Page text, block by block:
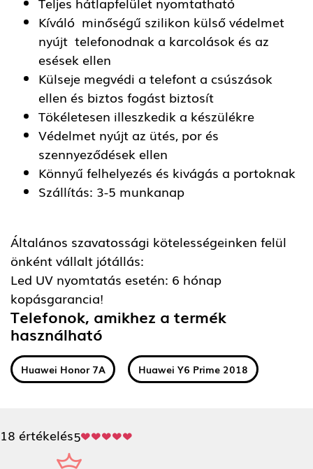
Kíváló minőségű szilikon külső védelmet
nyújt telefonodnak a karcolások és az
esések ellen
Külseje megvédi a telefont a csúszások
ellen és biztos fogást biztosít
Tökéletesen illeszkedik a készülékre
Védelmet nyújt az ütés, por és
szennyeződések ellen
Könnyű felhelyezés és kivágás a portoknak
Szállítás: 3-5 munkanap
Általános szavatossági kötelességeinken felül
önként vállalt jótállás:
Led UV nyomtatás esetén: 6 hónap
kopásgarancia!
Telefonok, amikhez a termék
használható
Huawei Honor 7A Huawei Y6 Prime 2018
18 értékelés5